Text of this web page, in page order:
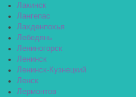
Лакинск
Лангепас
Лахденпохья
Лебедянь
Лениногорск
Ленинск
Ленинск-Кузнецкий
Ленск
Лермонтов